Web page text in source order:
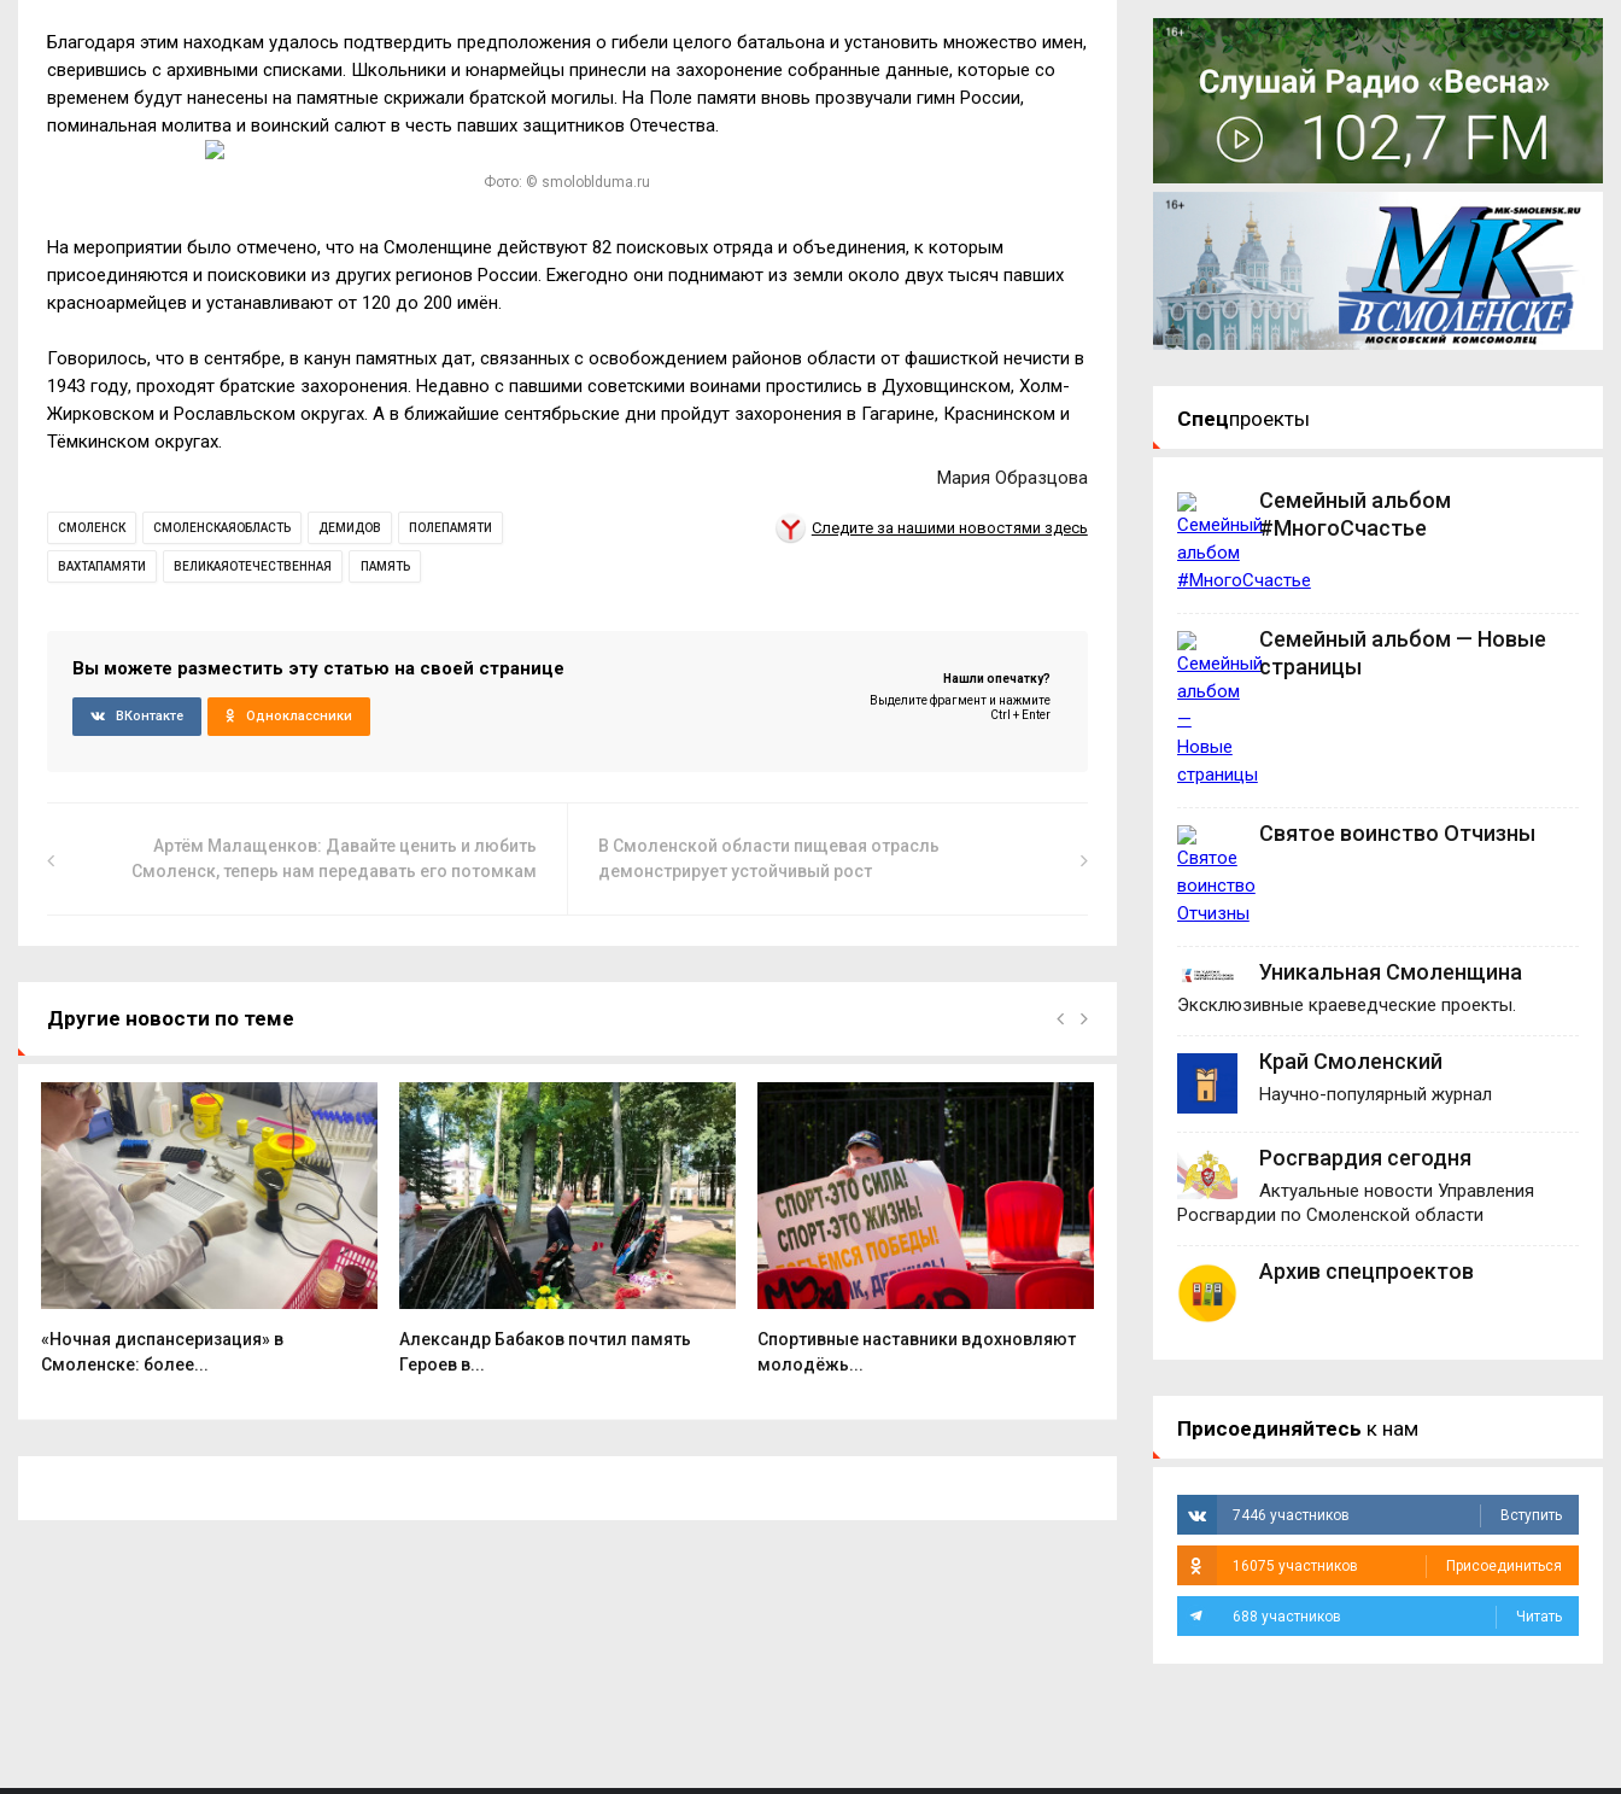
Благодаря этим находкам удалось подтвердить предположения о гибели целого батальона и установить множество имен,
сверившись с архивными списками. Школьники и юнармейцы принесли на захоронение собранные данные, которые со
временем будут нанесены на памятные скрижали братской могилы. На Поле памяти вновь прозвучали гимн России,
поминальная молитва и воинский салют в честь павших защитников Отечества.
Фото: © smoloblduma.ru
На мероприятии было отмечено, что на Смоленщине действуют 82 поисковых отряда и объединения, к которым
присоединяются и поисковики из других регионов России. Ежегодно они поднимают из земли около двух тысяч павших
красноармейцев и устанавливают от 120 до 200 имён.
Говорилось, что в сентябре, в канун памятных дат, связанных с освобождением районов области от фашисткой нечисти в
1943 году, проходят братские захоронения. Недавно с павшими советскими воинами простились в Духовщинском, Холм-
Жирковском и Рославльском округах. А в ближайшие сентябрьские дни пройдут захоронения в Гагарине, Краснинском и
Тёмкинском округах.
Мария Образцова
СМОЛЕНСК СМОЛЕНСКАЯОБЛАСТЬ ДЕМИДОВ ПОЛЕПАМЯТИ
ВАХТАПАМЯТИ ВЕЛИКАЯОТЕЧЕСТВЕННАЯ ПАМЯТЬ
Следите за нашими новостями здесь
Вы можете разместить эту статью на своей странице
ВКонтакте Одноклассники
Нашли опечатку?
Выделите фрагмент и нажмите
Ctrl + Enter
Артём Малащенков: Давайте ценить и любить
Смоленск, теперь нам передавать его потомкам
В Смоленской области пищевая отрасль
демонстрирует устойчивый рост
Другие новости по теме
«Ночная диспансеризация» в
Смоленске: более...
Александр Бабаков почтил память
Героев в...
Спортивные наставники вдохновляют
молодёжь...
Спецпроекты
Семейный альбом
#МногоСчастье
Семейный альбом — Новые
страницы
Святое воинство Отчизны
Уникальная Смоленщина
Эксклюзивные краеведческие проекты.
Край Смоленский
Научно-популярный журнал
Росгвардия сегодня
Актуальные новости Управления
Росгвардии по Смоленской области
Архив спецпроектов
Присоединяйтесь к нам
7446 участников Вступить
16075 участников Присоединиться
688 участников Читать